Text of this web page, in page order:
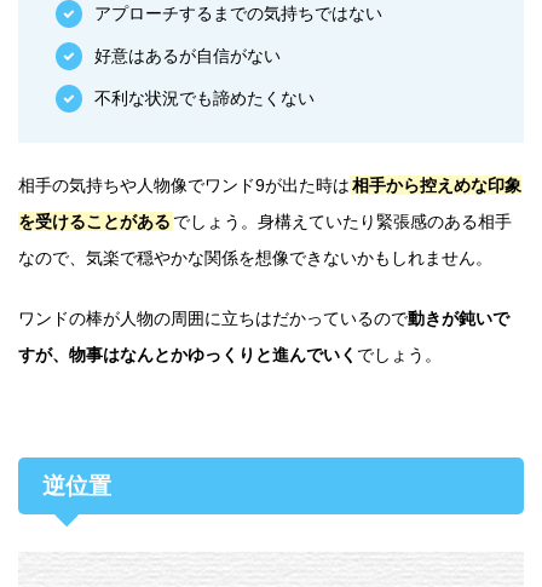
アプローチするまでの気持ちではない
好意はあるが自信がない
不利な状況でも諦めたくない
相手の気持ちや人物像でワンド9が出た時は相手から控えめな印象
を受けることがある でしょう。身構えていたり緊張感のある相手
なので、気楽で穏やかな関係を想像できないかもしれません。
ワンドの棒が人物の周囲に立ちはだかっているので動きが鈍いで
すが、物事はなんとかゆっくりと進んでいく でしょう。
逆位置